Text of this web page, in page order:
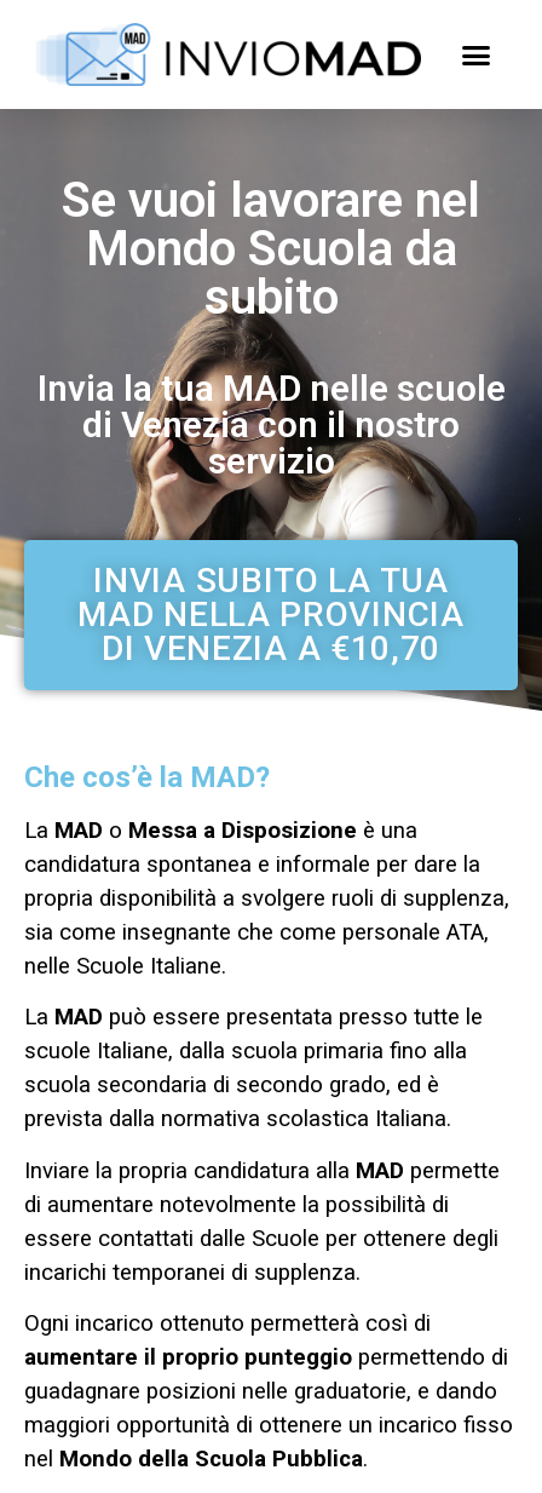
Se vuoi lavorare nel
Mondo Scuola da
subito
Invia la tua MAD nelle scuole
di Venezia con il nostro
servizio
INVIA SUBITO LA TUA
MAD NELLA PROVINCIA
DI VENEZIA A €10,70
Che cos’è la MAD?
La MAD o Messa a Disposizione è una
candidatura spontanea e informale per dare la
propria disponibilità a svolgere ruoli di supplenza,
sia come insegnante che come personale ATA,
nelle Scuole Italiane.
La MAD può essere presentata presso tutte le
scuole Italiane, dalla scuola primaria fino alla
scuola secondaria di secondo grado, ed è
prevista dalla normativa scolastica Italiana.
Inviare la propria candidatura alla MAD permette
di aumentare notevolmente la possibilità di
essere contattati dalle Scuole per ottenere degli
incarichi temporanei di supplenza.
Ogni incarico ottenuto permetterà così di
aumentare il proprio punteggio permettendo di
guadagnare posizioni nelle graduatorie, e dando
maggiori opportunità di ottenere un incarico fisso
nel Mondo della Scuola Pubblica.